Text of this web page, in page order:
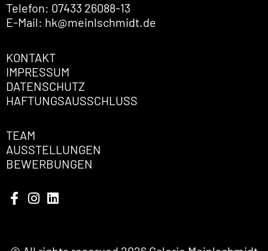
Telefon: 07433 26088-13
E-Mail: hk@meinlschmidt.de
KONTAKT
IMPRESSUM
DATENSCHUTZ
HAFTUNGSAUSSCHLUSS
TEAM
AUSSTELLUNGEN
BEWERBUNGEN